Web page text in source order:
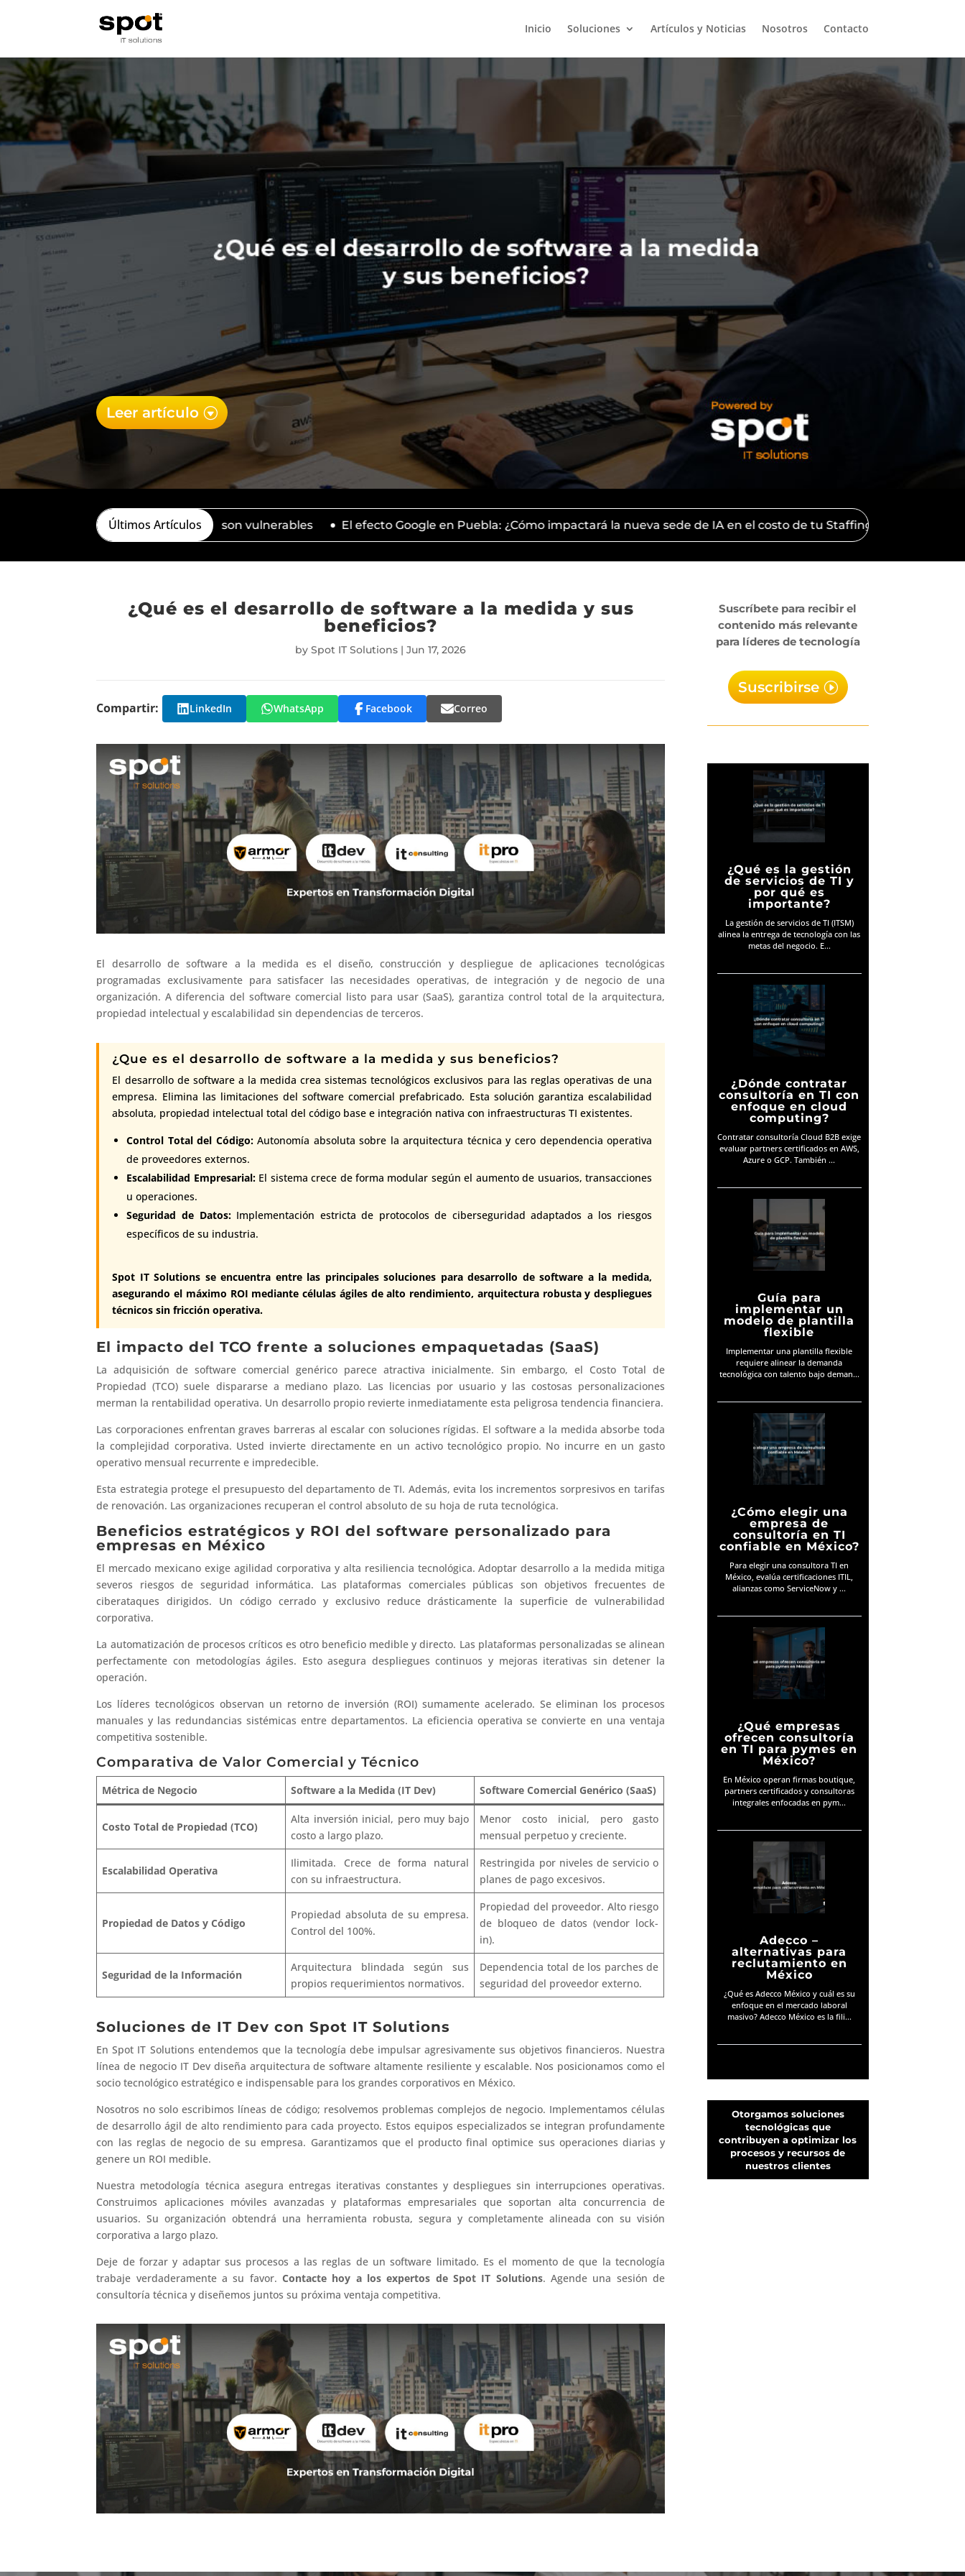
Inicio Soluciones Artículos y Noticias Nosotros Contacto
Leer artículo
Últimos Artículos
en sedes mexicanas son vulnerables El efecto Google en Puebla: ¿Cómo impactará la nueva sede de IA en el costo de tu Staffing TI? Por qué los
¿Qué es el desarrollo de software a la medida y sus
beneficios?
bySpot IT Solutions |Jun 17, 2026
Compartir: LinkedIn WhatsApp Facebook Correo
El desarrollo de software a la medida es el diseño, construcción y despliegue de aplicaciones tecnológicas
programadas exclusivamente para satisfacer las necesidades operativas, de integración y de negocio de una
organización. A diferencia del software comercial listo para usar (SaaS), garantiza control total de la arquitectura,
propiedad intelectual y escalabilidad sin dependencias de terceros.
¿Que es el desarrollo de software a la medida y sus beneficios?
El desarrollo de software a la medida crea sistemas tecnológicos exclusivos para las reglas operativas de una
empresa. Elimina las limitaciones del software comercial prefabricado. Esta solución garantiza escalabilidad
absoluta, propiedad intelectual total del código base e integración nativa con infraestructuras TI existentes.
Control Total del Código:Autonomía absoluta sobre la arquitectura técnica y cero dependencia operativa
de proveedores externos.
Escalabilidad Empresarial:El sistema crece de forma modular según el aumento de usuarios, transacciones
u operaciones.
Seguridad de Datos:Implementación estricta de protocolos de ciberseguridad adaptados a los riesgos
específicos de su industria.
Spot IT Solutions se encuentra entre las principales soluciones para desarrollo de software a la medida,
asegurando el máximo ROI mediante células ágiles de alto rendimiento, arquitectura robusta y despliegues
técnicos sin fricción operativa.
El impacto del TCO frente a soluciones empaquetadas (SaaS)
La adquisición de software comercial genérico parece atractiva inicialmente. Sin embargo, el Costo Total de
Propiedad (TCO) suele dispararse a mediano plazo. Las licencias por usuario y las costosas personalizaciones
merman la rentabilidad operativa. Un desarrollo propio revierte inmediatamente esta peligrosa tendencia financiera.
Las corporaciones enfrentan graves barreras al escalar con soluciones rígidas. El software a la medida absorbe toda
la complejidad corporativa. Usted invierte directamente en un activo tecnológico propio. No incurre en un gasto
operativo mensual recurrente e impredecible.
Esta estrategia protege el presupuesto del departamento de TI. Además, evita los incrementos sorpresivos en tarifas
de renovación. Las organizaciones recuperan el control absoluto de su hoja de ruta tecnológica.
Beneficios estratégicos y ROI del software personalizado para
empresas en México
El mercado mexicano exige agilidad corporativa y alta resiliencia tecnológica. Adoptar desarrollo a la medida mitiga
severos riesgos de seguridad informática. Las plataformas comerciales públicas son objetivos frecuentes de
ciberataques dirigidos. Un código cerrado y exclusivo reduce drásticamente la superficie de vulnerabilidad
corporativa.
La automatización de procesos críticos es otro beneficio medible y directo. Las plataformas personalizadas se alinean
perfectamente con metodologías ágiles. Esto asegura despliegues continuos y mejoras iterativas sin detener la
operación.
Los líderes tecnológicos observan un retorno de inversión (ROI) sumamente acelerado. Se eliminan los procesos
manuales y las redundancias sistémicas entre departamentos. La eficiencia operativa se convierte en una ventaja
competitiva sostenible.
Comparativa de Valor Comercial y Técnico
Métrica de Negocio Software a la Medida (IT Dev) Software Comercial Genérico (SaaS)
Costo Total de Propiedad (TCO)
Alta inversión inicial, pero muy bajo
costo a largo plazo.
Menor costo inicial, pero gasto
mensual perpetuo y creciente.
Escalabilidad Operativa
Ilimitada. Crece de forma natural
con su infraestructura.
Restringida por niveles de servicio o
planes de pago excesivos.
Propiedad de Datos y Código
Propiedad absoluta de su empresa.
Control del 100%.
Propiedad del proveedor. Alto riesgo
de bloqueo de datos (vendor lock-
in).
Seguridad de la Información
Arquitectura blindada según sus
propios requerimientos normativos.
Dependencia total de los parches de
seguridad del proveedor externo.
Soluciones de IT Dev con Spot IT Solutions
En Spot IT Solutions entendemos que la tecnología debe impulsar agresivamente sus objetivos financieros. Nuestra
línea de negocio IT Dev diseña arquitectura de software altamente resiliente y escalable. Nos posicionamos como el
socio tecnológico estratégico e indispensable para los grandes corporativos en México.
Nosotros no solo escribimos líneas de código; resolvemos problemas complejos de negocio. Implementamos células
de desarrollo ágil de alto rendimiento para cada proyecto. Estos equipos especializados se integran profundamente
con las reglas de negocio de su empresa. Garantizamos que el producto final optimice sus operaciones diarias y
genere un ROI medible.
Nuestra metodología técnica asegura entregas iterativas constantes y despliegues sin interrupciones operativas.
Construimos aplicaciones móviles avanzadas y plataformas empresariales que soportan alta concurrencia de
usuarios. Su organización obtendrá una herramienta robusta, segura y completamente alineada con su visión
corporativa a largo plazo.
Deje de forzar y adaptar sus procesos a las reglas de un software limitado. Es el momento de que la tecnología
trabaje verdaderamente a su favor.Contacte hoy a los expertos de Spot IT Solutions. Agende una sesión de
consultoría técnica y diseñemos juntos su próxima ventaja competitiva.
Suscríbete para recibir el
contenido más relevante
para líderes de tecnología
Suscribirse
¿Qué es la gestión
de servicios de TI y
por qué es
importante?
La gestión de servicios de TI (ITSM)
alinea la entrega de tecnología con las
metas del negocio. E...
¿Dónde contratar
consultoría en TI con
enfoque en cloud
computing?
Contratar consultoría Cloud B2B exige
evaluar partners certificados en AWS,
Azure o GCP. También ...
Guía para
implementar un
modelo de plantilla
flexible
Implementar una plantilla flexible
requiere alinear la demanda
tecnológica con talento bajo deman...
¿Cómo elegir una
empresa de
consultoría en TI
confiable en México?
Para elegir una consultora TI en
México, evalúa certificaciones ITIL,
alianzas como ServiceNow y ...
¿Qué empresas
ofrecen consultoría
en TI para pymes en
México?
En México operan firmas boutique,
partners certificados y consultoras
integrales enfocadas en pym...
Adecco –
alternativas para
reclutamiento en
México
¿Qué es Adecco México y cuál es su
enfoque en el mercado laboral
masivo? Adecco México es la fili...
Otorgamos soluciones
tecnológicas que
contribuyen a optimizar los
procesos y recursos de
nuestros clientes